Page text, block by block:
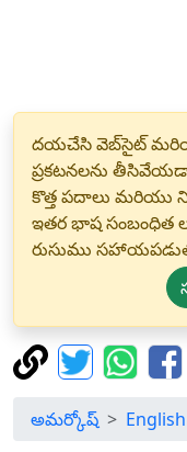
దయచేసి వెబ్‌సైట్
ప్రకటనలను
కొత్త పదాలు మరియు
ఇతర భాష సంబంధిత
రుసుము
అమర్కోష్ English